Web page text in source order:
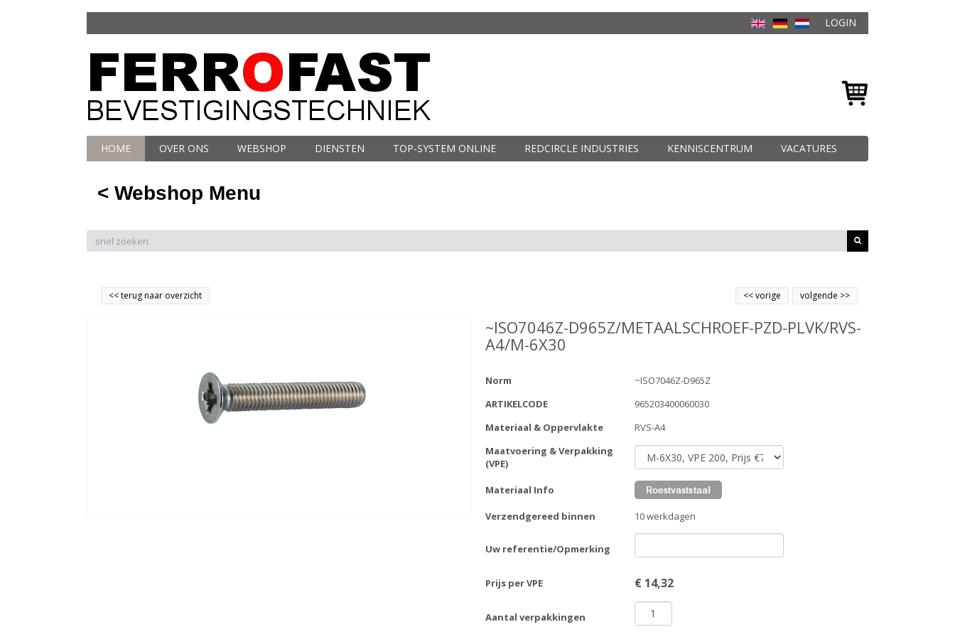
LOGIN
HOME OVER ONS WEBSHOP DIENSTEN TOP-SYSTEM ONLINE REDCIRCLE INDUSTRIES KENNISCENTRUM VACATURES
< Webshop Menu
<<terug naar overzicht volgende >>
<<vorige
~ISO7046Z-D965Z/METAALSCHROEF-PZD-PLVK/RVS-
A4/M-6X30
Norm
~ISO7046Z-D965Z
ARTIKELCODE
965203400060030
Materiaal & Oppervlakte
RVS-A4
Maatvoering & Verpakking
(VPE)
Materiaal Info
Verzendgereed binnen 10 werkdagen
Uw referentie/Opmerking
Prijs per VPE € 14,32
Aantal verpakkingen